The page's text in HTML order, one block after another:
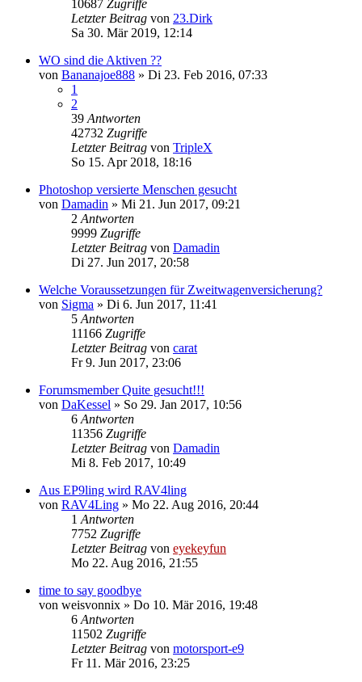
10687 Zugriffe
Letzter Beitrag von 23.Dirk
Sa 30. Mär 2019, 12:14
WO sind die Aktiven ??
von Bananajoe888 » Di 23. Feb 2016, 07:33
1
2
39 Antworten
42732 Zugriffe
Letzter Beitrag von TripleX
So 15. Apr 2018, 18:16
Photoshop versierte Menschen gesucht
von Damadin » Mi 21. Jun 2017, 09:21
2 Antworten
9999 Zugriffe
Letzter Beitrag von Damadin
Di 27. Jun 2017, 20:58
Welche Voraussetzungen für Zweitwagenversicherung?
von Sigma » Di 6. Jun 2017, 11:41
5 Antworten
11166 Zugriffe
Letzter Beitrag von carat
Fr 9. Jun 2017, 23:06
Forumsmember Quite gesucht!!!
von DaKessel » So 29. Jan 2017, 10:56
6 Antworten
11356 Zugriffe
Letzter Beitrag von Damadin
Mi 8. Feb 2017, 10:49
Aus EP9ling wird RAV4ling
von RAV4Ling » Mo 22. Aug 2016, 20:44
1 Antworten
7752 Zugriffe
Letzter Beitrag von eyekeyfun
Mo 22. Aug 2016, 21:55
time to say goodbye
von weisvonnix » Do 10. Mär 2016, 19:48
6 Antworten
11502 Zugriffe
Letzter Beitrag von motorsport-e9
Fr 11. Mär 2016, 23:25